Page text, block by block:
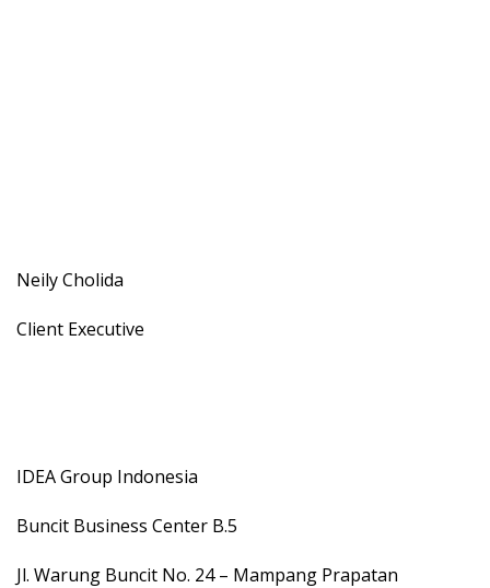
Neily Cholida
Client Executive
IDEA Group Indonesia
Buncit Business Center B.5
Jl. Warung Buncit No. 24 – Mampang Prapatan